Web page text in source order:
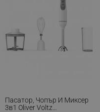
Пасатор, Чопър И Миксер
3в1 Oliver Voltz